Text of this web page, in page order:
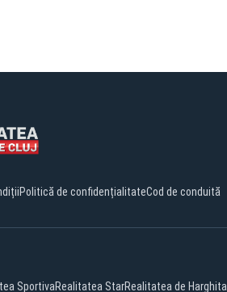
Politică de confidențialitateCod de conduită
SportivaRealitatea StarRealitatea de Harghita